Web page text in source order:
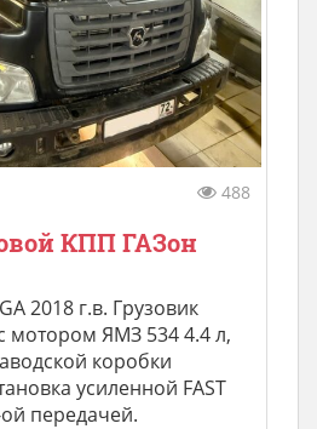
488
КПП ГАЗон
2018 г.в. Грузовик
мотором ЯМЗ 534 4.4 л,
коробки
усиленной FAST
ой передачей.